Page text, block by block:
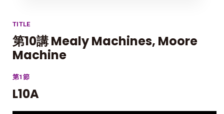
TITLE
第10講 Mealy Machines, Moore
Machine
第1節
L10A